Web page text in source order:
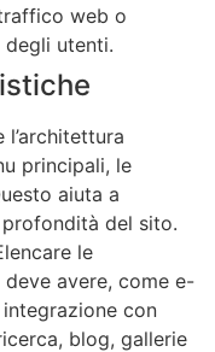
web o
degli utenti.
l’architettura
principali, le
aiuta a
profondità del sito.
le
avere, come e-
con
blog, gallerie